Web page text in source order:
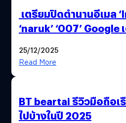
เตรียมปิดตำนานอีเมล
‘naruk’ ‘007’ Google
25/12/2025
Read More
BT beartai รีวิวมือถือเ
ไปบ้างในปี 2025